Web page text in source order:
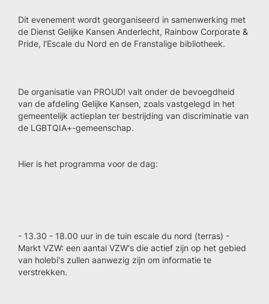
Dit evenement wordt georganiseerd in samenwerking met
de Dienst Gelijke Kansen Anderlecht, Rainbow Corporate &
Pride, l'Escale du Nord en de Franstalige bibliotheek.
De organisatie van PROUD! valt onder de bevoegdheid
van de afdeling Gelijke Kansen, zoals vastgelegd in het
gemeentelijk actieplan ter bestrijding van discriminatie van
de LGBTQIA+-gemeenschap.
Hier is het programma voor de dag:
- 13.30 - 18.00 uur in de tuin escale du nord (terras) -
Markt VZW: een aantal VZW's die actief zijn op het gebied
van holebi's zullen aanwezig zijn om informatie te
verstrekken.